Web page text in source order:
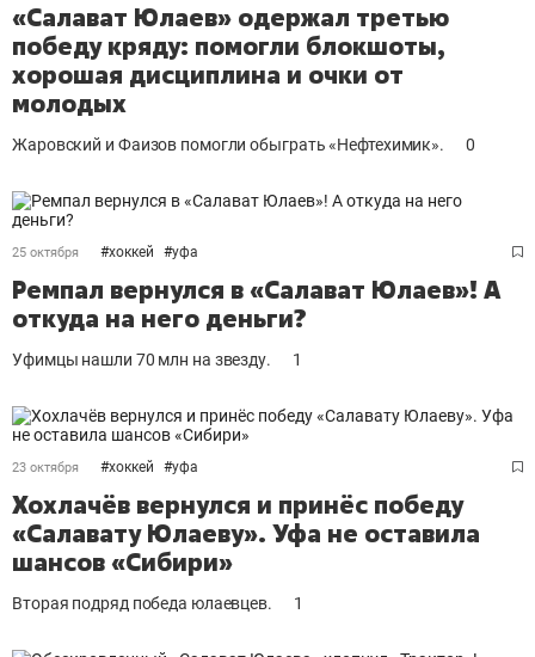
«Салават Юлаев» одержал третью
победу кряду: помогли блокшоты,
хорошая дисциплина и очки от
молодых
Жаровский и Фаизов помогли обыграть «Нефтехимик». 0
25 октября #хоккей #уфа
Ремпал вернулся в «Салават Юлаев»! А
откуда на него деньги?
Уфимцы нашли 70 млн на звезду. 1
23 октября #хоккей #уфа
Хохлачёв вернулся и принёс победу
«Салавату Юлаеву». Уфа не оставила
шансов «Сибири»
Вторая подряд победа юлаевцев. 1